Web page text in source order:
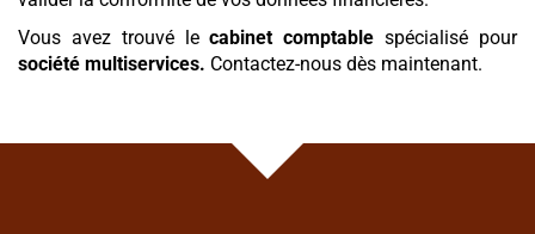
Vous avez trouvé lecabinet comptable spécialisé pour
société multiservices. Contactez-nous dès maintenant.